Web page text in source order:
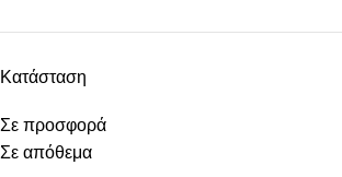
Κατάσταση
Σε προσφορά
Σε απόθεμα